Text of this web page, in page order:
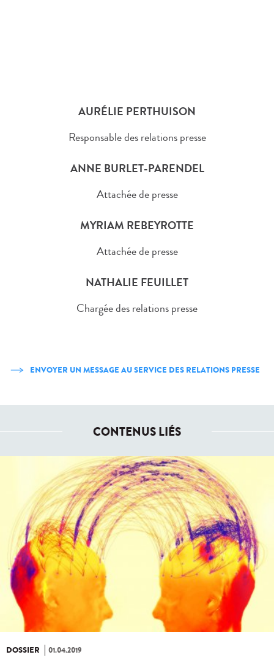
AURÉLIE PERTHUISON
Responsable des relations presse
ANNE BURLET-PARENDEL
Attachée de presse
MYRIAM REBEYROTTE
Attachée de presse
NATHALIE FEUILLET
Chargée des relations presse
ENVOYER UN MESSAGE AU SERVICE DES RELATIONS PRESSE
CONTENUS LIÉS
DOSSIER 01.04.2019